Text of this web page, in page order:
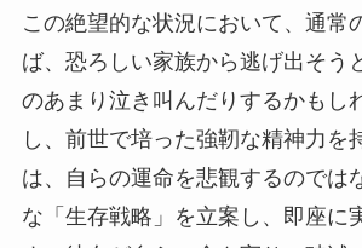
この絶望的な状況において、通常
ば、恐ろしい家族から逃げ出そう
のあまり泣き叫んだりするかもし
し、前世で培った強靭な精神力を
は、自らの運命を悲観するのでは
な「生存戦略」を立案し、即座に